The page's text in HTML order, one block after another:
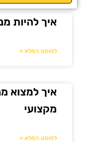
איך להיות
לפוסט המלא »
איך למצוא
מקצועי
לפוסט המלא »